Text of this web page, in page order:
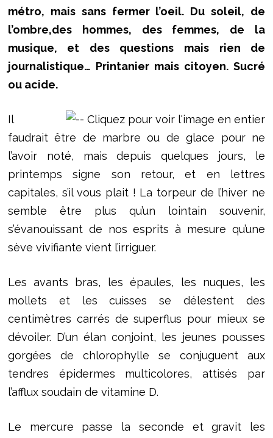
métro, mais sans fermer l’oeil. Du soleil, de
l’ombre,des hommes, des femmes, de la
musique, et des questions mais rien de
journalistique… Printanier mais citoyen. Sucré
ou acide.
Il
faudrait être de marbre ou de glace pour ne
l’avoir noté, mais depuis quelques jours, le
printemps signe son retour, et en lettres
capitales, s’il vous plait ! La torpeur de l’hiver ne
semble être plus qu’un lointain souvenir,
s’évanouissant de nos esprits à mesure qu’une
sève vivifiante vient l’irriguer.
Les avants bras, les épaules, les nuques, les
mollets et les cuisses se délestent des
centimètres carrés de superflus pour mieux se
dévoiler. D’un élan conjoint, les jeunes pousses
gorgées de chlorophylle se conjuguent aux
tendres épidermes multicolores, attisés par
l’afflux soudain de vitamine D.
Le mercure passe la seconde et gravit les